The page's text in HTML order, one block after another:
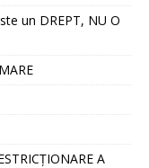
un DREPT, NU O
A